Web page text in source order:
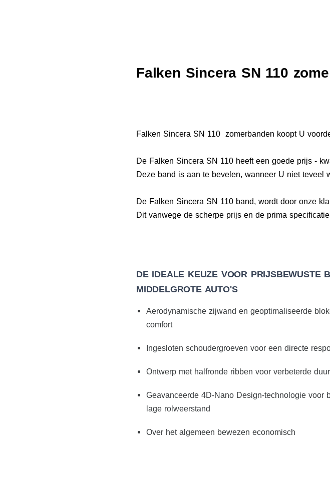
Falken Sincera SN 110
Falken Sincera SN 110 zomerbanden koopt U
De Falken Sincera SN 110 heeft een goede prijs -
Deze band is aan te bevelen, wanneer U niet teveel
De Falken Sincera SN 110 band, wordt door onze
Dit vanwege de scherpe prijs en de prima
DE IDEALE KEUZE VOOR PRIJSBEWUSTE
MIDDELGROTE AUTO'S
Aerodynamische zijwand en geoptimaliseerde
comfort
Ingesloten schoudergroeven voor een directe
Ontwerp met halfronde ribben voor verbeterde
Geavanceerde 4D-Nano Design-technologie voor
lage rolweerstand
Over het algemeen bewezen economisch